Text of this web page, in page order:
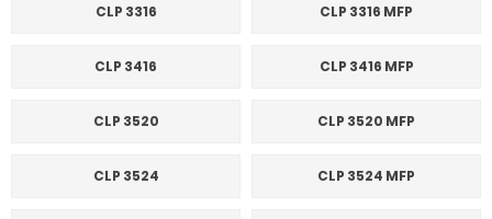
CLP 3316 CLP 3316 MFP
CLP 3416 CLP 3416 MFP
CLP 3520 CLP 3520 MFP
CLP 3524 CLP 3524 MFP